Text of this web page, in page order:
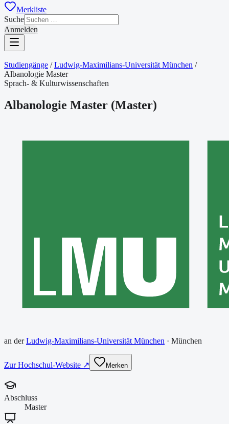
Merkliste
Suche
Anmelden
Studiengänge / Ludwig-Maximilians-Universität München /
Albanologie Master
Sprach- & Kulturwissenschaften
Albanologie Master (Master)
an derLudwig-Maximilians-Universität München · München
Zur Hochschul-Website ↗ Merken
Abschluss
Master